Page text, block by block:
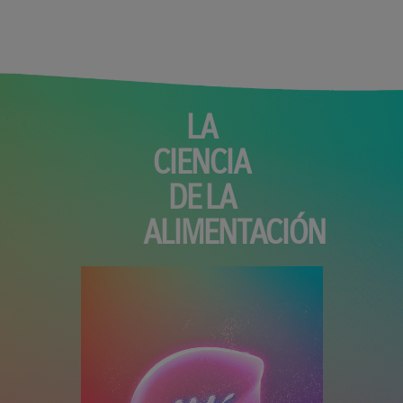
LA
CIENCIA
DE LA
ALIMENTACIÓN